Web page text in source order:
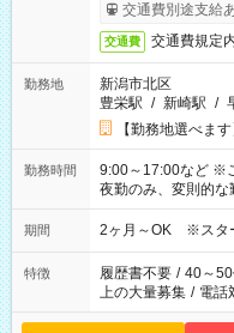
交通費別途支給
交通費 交通費規定
勤務地
新潟市北区
豊栄駅 / 新崎駅 /
【勤務地選べま
勤務時間
9:00～17:00など ※ご希望の時間帯をご相談ください。 ※日勤、
夜勤のみ、変則的な
期間 2ヶ月～OK ※スタ
特徴 履歴書不要 / 40～
上の大量募集 / 電話